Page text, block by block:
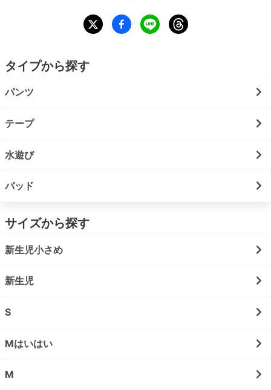
タイプから探す
パンツ
テープ
水遊び
パッド
サイズから探す
新生児小さめ
新生児
S
Mはいはい
M